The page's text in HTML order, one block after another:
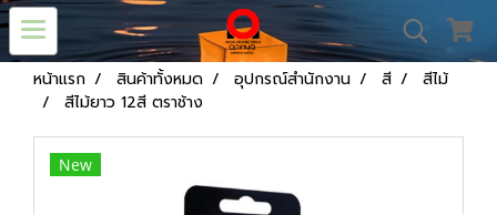
หน้าแรก สินค้าทั้งหมด อุปกรณ์สำนักงาน สี
สีไม้
สีไม้ยาว 12สี ตราช้าง
New